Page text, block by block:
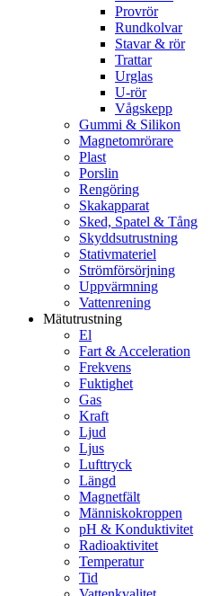
Provrör
Rundkolvar
Stavar & rör
Trattar
Urglas
U-rör
Vågskepp
Gummi & Silikon
Magnetomrörare
Plast
Porslin
Rengöring
Skakapparat
Sked, Spatel & Tång
Skyddsutrustning
Stativmateriel
Strömförsörjning
Uppvärmning
Vattenrening
Mätutrustning
El
Fart & Acceleration
Frekvens
Fuktighet
Gas
Kraft
Ljud
Ljus
Lufttryck
Längd
Magnetfält
Människokroppen
pH & Konduktivitet
Radioaktivitet
Temperatur
Tid